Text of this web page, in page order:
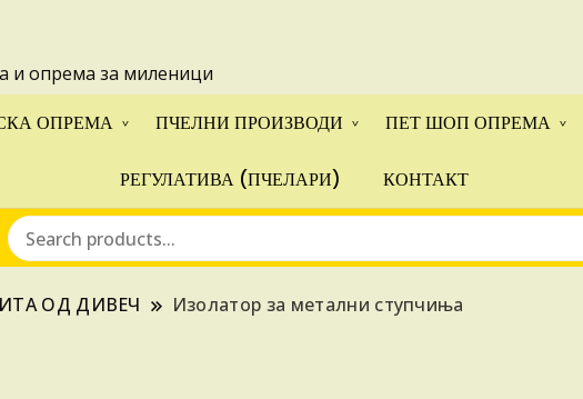
и опрема за миленици
ОПРЕМА ПЧЕЛНИ ПРОИЗВОДИ ПЕТ ШОП ОПРЕМА
РЕГУЛАТИВА (ПЧЕЛАРИ) КОНТАКТ
ОД ДИВЕЧ Изолатор за метални ступчиња